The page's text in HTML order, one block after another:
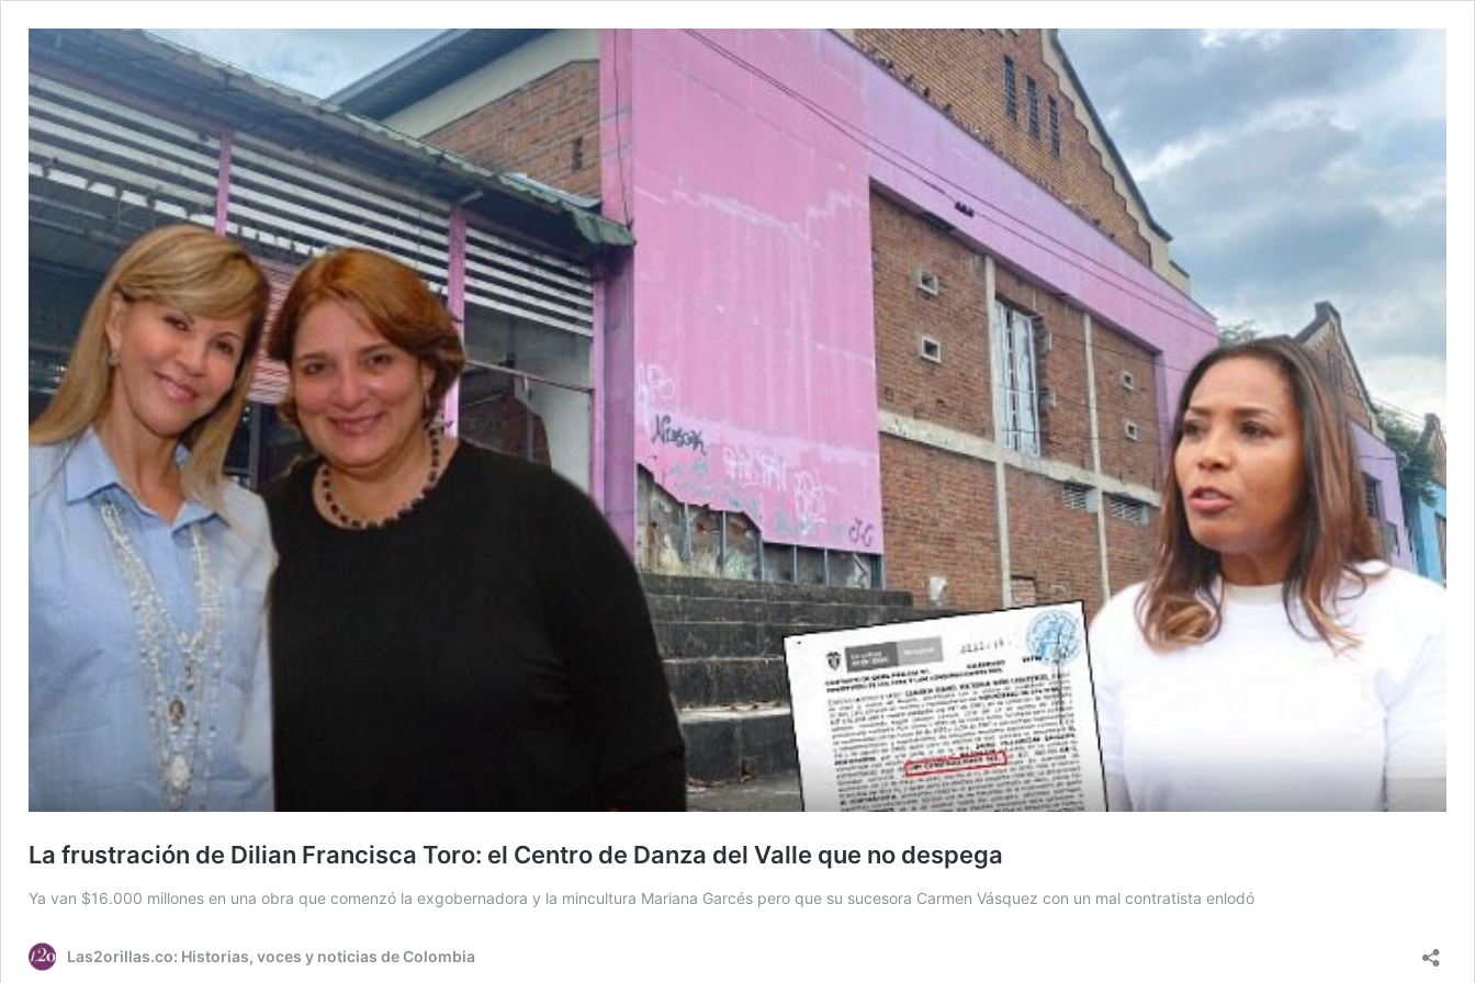
La frustración de Dilian Francisca Toro: el Centro de Danza del Valle que no despega
Ya van $16.000 millones en una obra que comenzó la exgobernadora y la mincultura Mariana Garcés pero que su sucesora Carmen Vásquez con un mal contratista enlodó
Las2orillas.co: Historias, voces y noticias de Colombia